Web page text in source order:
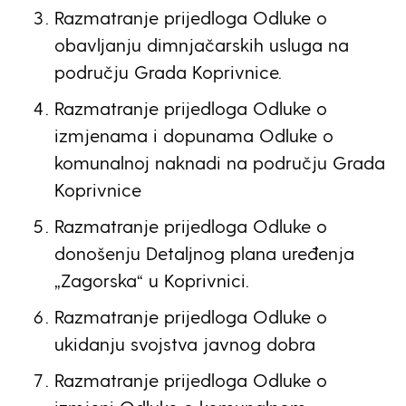
Razmatranje prijedloga Odluke o
obavljanju dimnjačarskih usluga na
području Grada Koprivnice.
Razmatranje prijedloga Odluke o
izmjenama i dopunama Odluke o
komunalnoj naknadi na području Grada
Koprivnice
Razmatranje prijedloga Odluke o
donošenju Detaljnog plana uređenja
„Zagorska“ u Koprivnici.
Razmatranje prijedloga Odluke o
ukidanju svojstva javnog dobra
Razmatranje prijedloga Odluke o